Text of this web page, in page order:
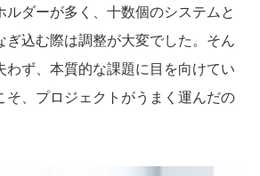
ダーが多く、十数個のシステムと
ぎ込む際は調整が大変でした。そん
わず、本質的な課題に目を向けてい
そ、プロジェクトがうまく運んだの